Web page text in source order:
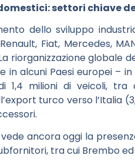
settori chiave
dello sviluppo
Fiat, Mercedes,
riorganizzazione globale
in alcuni Paesi europei –
1,4 milioni di veicoli,
turco verso l’Italia
ancora oggi la
tra cui Brembo